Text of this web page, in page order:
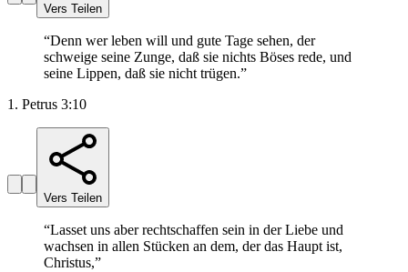
Vers Teilen
“Denn wer leben will und gute Tage sehen, der
schweige seine Zunge, daß sie nichts Böses rede, und
seine Lippen, daß sie nicht trügen.”
1. Petrus 3:10
Vers Teilen
“Lasset uns aber rechtschaffen sein in der Liebe und
wachsen in allen Stücken an dem, der das Haupt ist,
Christus,”